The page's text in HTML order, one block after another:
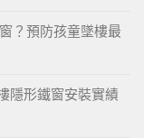
？預防孩童墜樓最
隱形鐵窗安裝實績